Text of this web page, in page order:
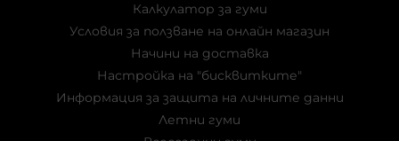
Калкулатор за гуми
Условия за ползване на онлайн магазин
Начини на доставка
Настройка на "бисквитките"
Информация за защита на личните данни
Летни гуми